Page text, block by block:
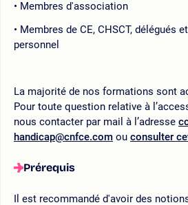
Membres d'association
Membres de CE, CHSCT, délégués
personnel
La majorité de nos formations sont
Pour toute question relative à
nous contacter par mail à l’adresse
handicap@cnfce.com ou consulter
Prérequis
Il est recommandé d'avoir des